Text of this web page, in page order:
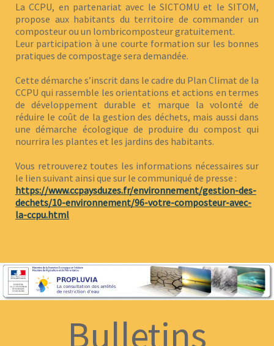
La CCPU, en partenariat avec le SICTOMU et le SITOM,
propose aux habitants du territoire de commander un
composteur ou un lombricomposteur gratuitement.
Leur participation à une courte formation sur les bonnes
pratiques de compostage sera demandée.
Cette démarche s’inscrit dans le cadre du Plan Climat de la
CCPU qui rassemble les orientations et actions en termes
de développement durable et marque la volonté de
réduire le coût de la gestion des déchets, mais aussi dans
une démarche écologique de produire du compost qui
nourrira les plantes et les jardins des habitants.
Vous retrouverez toutes les informations nécessaires sur
le lien suivant ainsi que sur le communiqué de presse :
https://www.ccpaysduzes.fr/environnement/gestion-des-
dechets/10-environnement/96-votre-composteur-avec-
la-ccpu.html
Bulletins